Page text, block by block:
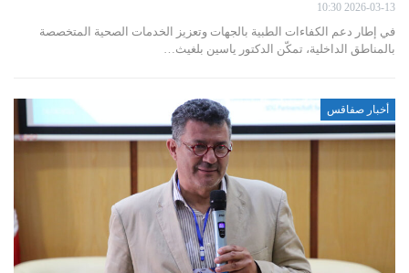
2026-03-13 10:30
في إطار دعم الكفاءات الطبية بالجهات وتعزيز الخدمات الصحية المتخصصة
بالمناطق الداخلية، تمكّن الدكتور ياسين بلغيث…
أخبار صفاقس